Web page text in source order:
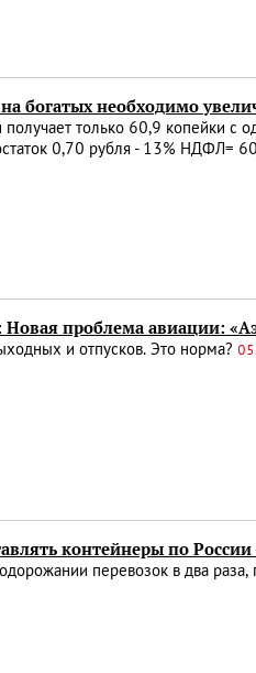
богатых необходимо
получает только 60,9 копейки с
0,70 рубля - 13% НДФЛ=
Новая проблема авиации:
и отпусков. Это норма?
контейнеры по
перевозок в два